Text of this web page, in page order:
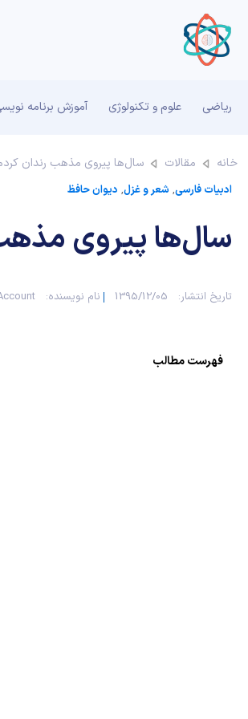
ریاضی علوم و تکنولوژی آموزش برنامه
خانه مقالات سال‌ها پیروی مذهب رندان
ادبیات فارسی,شعر و غزل, دیوان حافظ
سال‌ها پیروی
تاریخ انتشار: 1395/12/05 نام نویسنده:
فهرست مطالب